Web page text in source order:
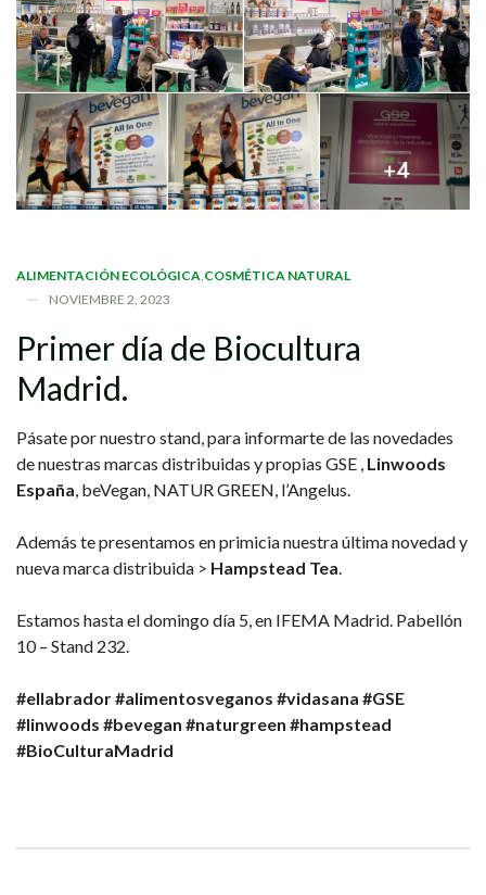
ALIMENTACIÓN ECOLÓGICA,COSMÉTICA NATURAL
NOVIEMBRE 2, 2023
Primerdía de Biocultura
Madrid.
Pásate por nuestro stand, para informarte de las novedades
de nuestras marcas distribuidas y propias GSE , Linwoods
España, beVegan, NATUR GREEN, l’Angelus.
Además te presentamos en primicia nuestra última novedad y
nueva marca distribuida > Hampstead Tea.
Estamos hasta el domingo día 5, en IFEMA Madrid. Pabellón
10 – Stand 232.
#ellabrador#alimentosveganos #vidasana #GSE
#linwoods #bevegan #naturgreen #hampstead
#BioCulturaMadrid